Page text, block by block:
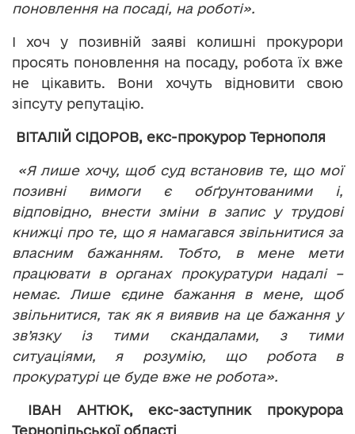
поновлення на посаді, на роботі».
І хоч у позивній заяві колишні прокурори
просять поновлення на посаду, робота їх вже
не цікавить. Вони хочуть відновити свою
зіпсуту репутацію.
ВІТАЛІЙ СІДОРОВ, екс-прокурор Тернополя
«Я лише хочу, щоб суд встановив те, що мої
позивні вимоги є обґрунтованими і,
відповідно, внести зміни в запис у трудові
книжці про те, що я намагався звільнитися за
власним бажанням. Тобто, в мене мети
працювати в органах прокуратури надалі –
немає. Лише єдине бажання в мене, щоб
звільнитися, так як я виявив на це бажання у
зв’язку із тими скандалами, з тими
ситуаціями, я розумію, що робота в
прокуратурі це буде вже не робота».
ІВАН АНТЮК, екс-заступник прокурора
Тернопільської області